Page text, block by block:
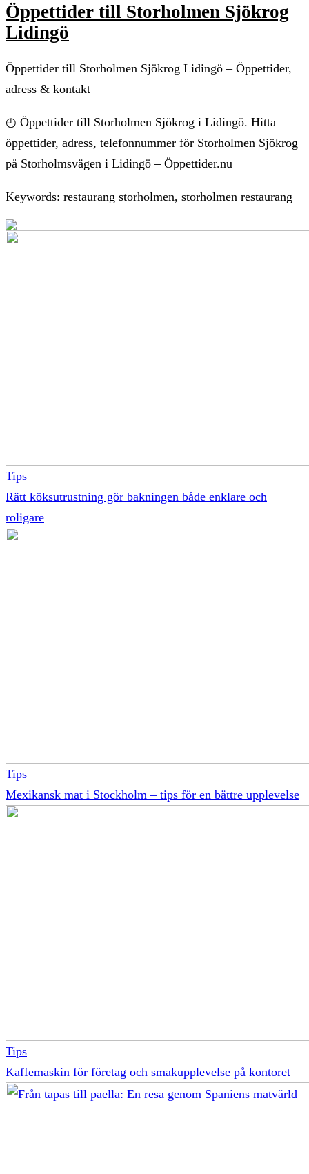
Öppettider till Storholmen Sjökrog
Lidingö
Öppettider till Storholmen Sjökrog Lidingö – Öppettider,
adress & kontakt
◴ Öppettider till Storholmen Sjökrog i Lidingö. Hitta
öppettider, adress, telefonnummer för Storholmen Sjökrog
på Storholmsvägen i Lidingö – Öppettider.nu
Keywords: restaurang storholmen, storholmen restaurang
Tips
Rätt köksutrustning gör bakningen både enklare och
roligare
Tips
Mexikansk mat i Stockholm – tips för en bättre upplevelse
Tips
Kaffemaskin för företag och smakupplevelse på kontoret